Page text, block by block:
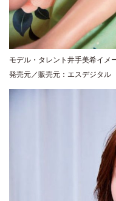
モデル・タレント井手美希イメ
発売元／販売元：エスデジタル